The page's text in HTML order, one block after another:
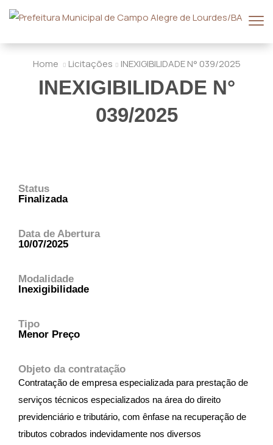
Home Licitações INEXIGIBILIDADE N° 039/2025
INEXIGIBILIDADE N°
039/2025
Status
Finalizada
Data de Abertura
10/07/2025
Modalidade
Inexigibilidade
Tipo
Menor Preço
Objeto da contratação
Contratação de empresa especializada para prestação de
serviços técnicos especializados na área do direito
previdenciário e tributário, com ênfase na recuperação de
tributos cobrados indevidamente nos diversos